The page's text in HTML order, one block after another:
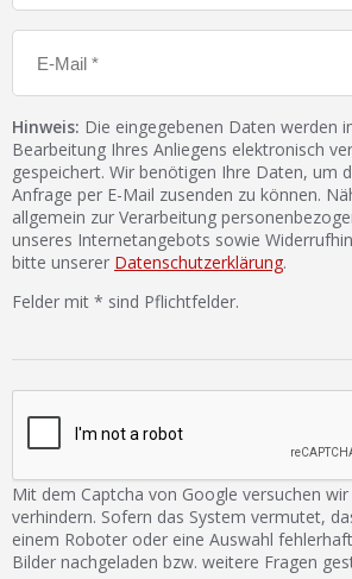
Hinweis: Die eingegebenen Daten werden
Bearbeitung Ihres Anliegens elektronisch
gespeichert. Wir benötigen Ihre Daten, um
Anfrage per E-Mail zusenden zu können.
allgemein zur Verarbeitung
unseres Internetangebots sowie
bitte unserer Datenschutzerklärung.
Felder mit * sind Pflichtfelder.
Mit dem Captcha von Google versuchen
verhindern. Sofern das System vermutet,
einem Roboter oder eine Auswahl
Bilder nachgeladen bzw. weitere Fragen